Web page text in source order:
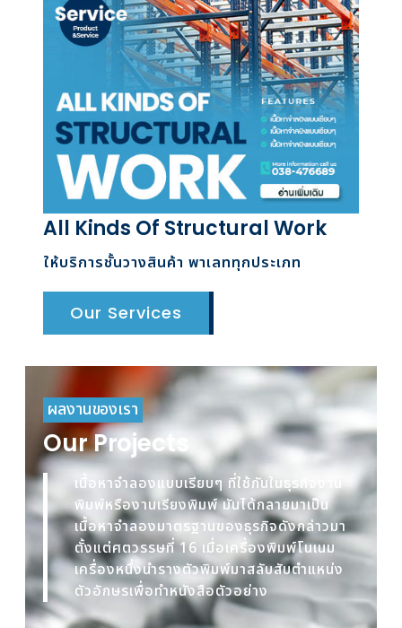
All Kinds Of Structural Work
ให้บริการชั้นวางสินค้า พาเลททุกประเภท
Our Services
ผลงานของเรา
Our Projects
เนื้อหาจำลองแบบเรียบๆ ที่ใช้กันในธุรกิจงาน
พิมพ์หรืองานเรียงพิมพ์ มันได้กลายมาเป็น
เนื้อหาจำลองมาตรฐานของธุรกิจดังกล่าวมา
ตั้งแต่ศตวรรษที่ 16 เมื่อเครื่องพิมพ์โนเนม
เครื่องหนึ่งนำรางตัวพิมพ์มาสลับสับตำแหน่ง
ตัวอักษรเพื่อทำหนังสือตัวอย่าง